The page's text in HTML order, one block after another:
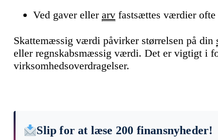
Ved gaver eller arv fastsættes værdier
Skattemæssig værdi påvirker størrelsen på din
eller regnskabsmæssig værdi. Det er vigtigt i
virksomhedsoverdragelser.
Slip for at læse 200 finansnyheder!